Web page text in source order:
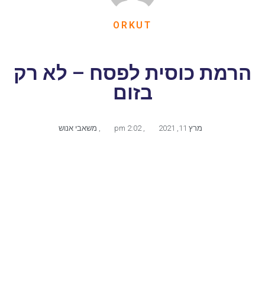
ORKUT
הרמת כוסית לפסח – לא רק
בזום
מרץ 11, 2021 ,
2:02 pm
, משאבי אנוש